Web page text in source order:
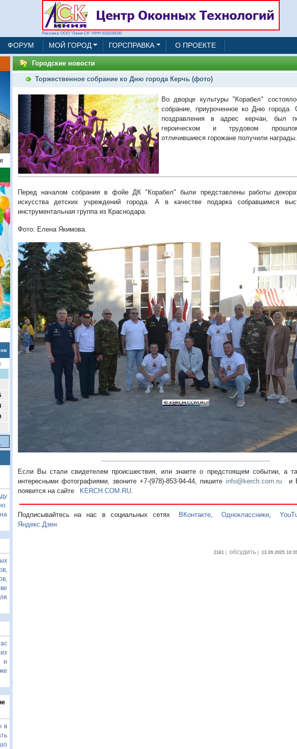
Реклама: ООО "Линия СК" ИНН 9111030039
ФОРУМ МОЙ ГОРОД ГОРСПРАВКА О ПРОЕКТЕ
и
в
Городские новости
Торжественное собрание ко Дню города Керчь (фото)
Во дворце культуры "Корабел"
собрание, приуроченное ко Дню города.
поздравления в адрес керчан, был
героическом и трудовом
отличившиеся горожане получили награды.
Перед началом собрания в фойе ДК "Корабел" были представлены работы
искусства детских учреждений города. А в качестве подарка собравшимся
инструментальная группа из Краснодара.
Фото: Елена Якимова.
1/43
Предыдущий
Если Вы стали свидетелем происшествия, или знаете о предстоящем событии, а
интересными фотографиями, звоните +7-(978)-853-94-44, пишите info@kerch.com.ru и
появится на сайте
KERCH.COM.RU.
Подписывайтесь на нас в социальных сетях ВКонтакте, Одноклассники,
Яндекс.Дзен
2161| обсудить| 13.09.2025